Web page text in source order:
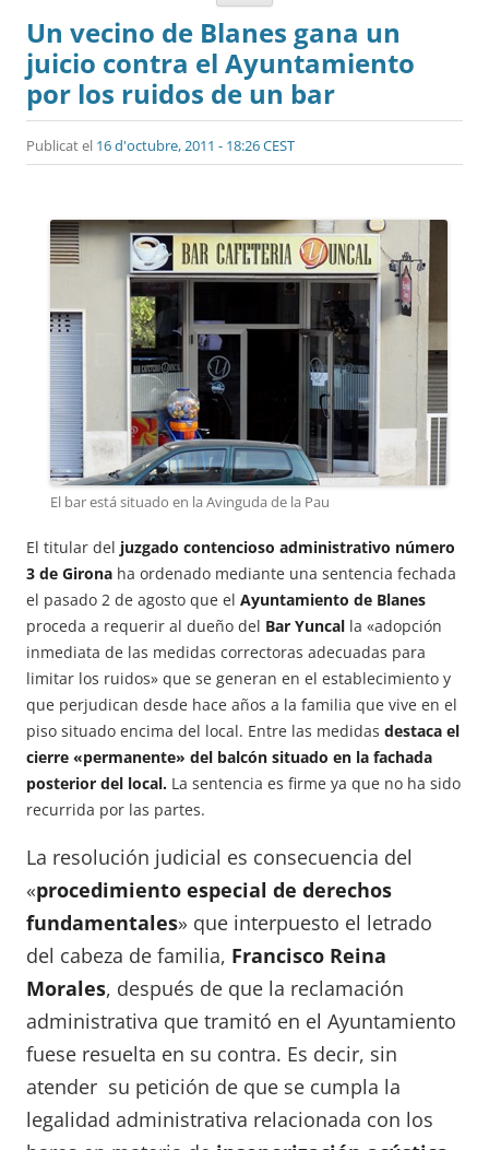
Un vecino de Blanes gana un
juicio contra el Ayuntamiento
por los ruidos de un bar
Publicat el 16 d'octubre, 2011 - 18:26 CEST
El bar está situado en la Avinguda de la Pau
El titular del juzgado contencioso administrativo número
3 de Girona ha ordenado mediante una sentencia fechada
el pasado 2 de agosto que el Ayuntamiento de Blanes
proceda a requerir al dueño del Bar Yuncal la «adopción
inmediata de las medidas correctoras adecuadas para
limitar los ruidos» que se generan en el establecimiento y
que perjudican desde hace años a la familia que vive en el
piso situado encima del local. Entre las medidas destaca el
cierre «permanente» del balcón situado en la fachada
posterior del local. La sentencia es firme ya que no ha sido
recurrida por las partes.
La resolución judicial es consecuencia del
«procedimiento especial de derechos
fundamentales» que interpuesto el letrado
del cabeza de familia, Francisco Reina
Morales, después de que la reclamación
administrativa que tramitó en el Ayuntamiento
fuese resuelta en su contra. Es decir, sin
atender su petición de que se cumpla la
legalidad administrativa relacionada con los